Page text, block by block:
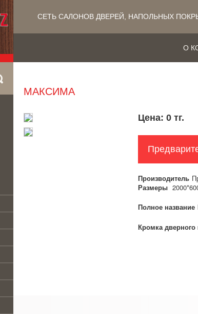
СЕТЬ САЛОНОВ ДВЕРЕЙ, НАПОЛЬНЫХ
О
МАКСИМА
Цена:0 тг.
Производитель
Размеры
Полное название
Кромка